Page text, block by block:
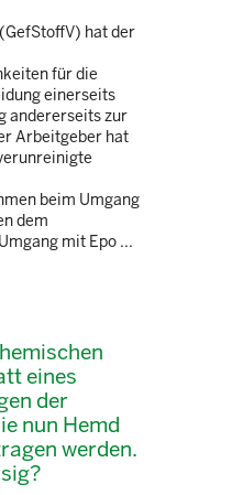
hat der
für die
einerseits
andererseits zur
Arbeitgeber hat
beim Umgang
dem
mit Epo ...
eines
der
nun Hemd
werden.